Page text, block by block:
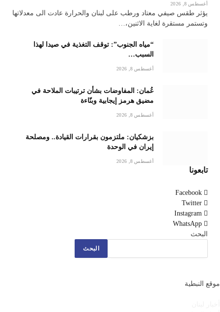
أغسطس 8, 2026
يؤثر طقس صيفي معتاد ورطب على لبنان والحرارة عادت الى معدلاتها
وتستمر مستقرة لغاية الاثنين،…
“مياه الجنوب”: توقف التغذية في صيدا لهذا
السبب…
أغسطس 8, 2026
عُمان: المفاوضات بشأن ترتيبات الملاحة في
مضيق هرمز إيجابية وبنّاءة
أغسطس 8, 2026
بزشكيان: ملتزمون بقرارات القيادة.. ومصلحة
إيران في الوحدة
أغسطس 8, 2026
تابعونا
Facebook
Twitter
Instagram
WhatsApp
البحث
البحث
موقع النبطية